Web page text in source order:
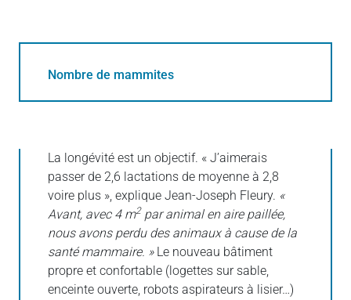
Nombre de mammites
La longévité est un objectif. « J’aimerais
passer de 2,6 lactations de moyenne à 2,8
voire plus », explique Jean-Joseph Fleury. «
Avant, avec 4 m2 par animal en aire paillée,
nous avons perdu des animaux à cause de la
santé mammaire. » Le nouveau bâtiment
propre et confortable (logettes sur sable,
enceinte ouverte, robots aspirateurs à lisier…)